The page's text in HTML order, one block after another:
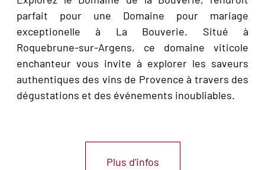
parfait pour une Domaine pour mariage
exceptionelle à La Bouverie. Situé à
Roquebrune-sur-Argens, ce domaine viticole
enchanteur vous invite à explorer les saveurs
authentiques des vins de Provence à travers des
dégustations et des événements inoubliables.
Plus d'infos